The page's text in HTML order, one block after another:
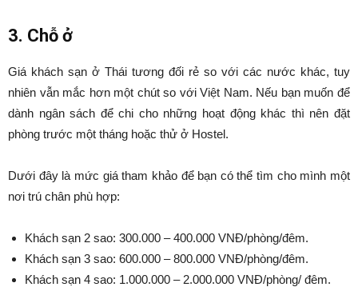
3. Chỗ ở
Giá khách sạn ở Thái tương đối rẻ so với các nước khác, tuy
nhiên vẫn mắc hơn một chút so với Việt Nam. Nếu bạn muốn để
dành ngân sách để chi cho những hoạt động khác thì nên đặt
phòng trước một tháng hoặc thử ở Hostel.
Dưới đây là mức giá tham khảo để bạn có thể tìm cho mình một
nơi trú chân phù hợp:
Khách sạn 2 sao: 300.000 – 400.000 VNĐ/phòng/đêm.
Khách sạn 3 sao: 600.000 – 800.000 VNĐ/phòng/đêm.
Khách sạn 4 sao: 1.000.000 – 2.000.000 VNĐ/phòng/ đêm.